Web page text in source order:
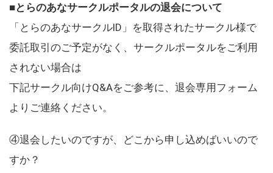
■とらのあなサークルポータルの退会について
「とらのあなサークルID」を取得されたサークル様で
委託取引のご予定がなく、サークルポータルをご利用
されない場合は
下記サークル向けQ&Aをご参考に、退会専用フォーム
よりご連絡ください。
④退会したいのですが、どこから申し込めばいいので
すか？